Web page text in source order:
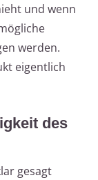
und wenn
werden.
eigentlich
des
gesagt